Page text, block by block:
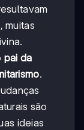
muitas
pai da
.
são
ideias